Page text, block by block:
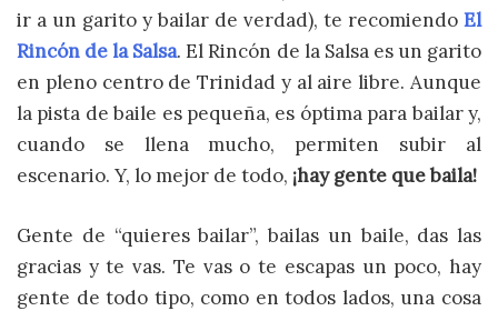
ir a un garito y bailar de verdad), te recomiendo El
Rincón de la Salsa. El Rincón de la Salsa es un garito
en pleno centro de Trinidad y al aire libre. Aunque
la pista de baile es pequeña, es óptima para bailar y,
cuando se llena mucho, permiten subir al
escenario. Y, lo mejor de todo, ¡hay gente que baila!
Gente de “quieres bailar”, bailas un baile, das las
gracias y te vas. Te vas o te escapas un poco, hay
gente de todo tipo, como en todos lados, una cosa